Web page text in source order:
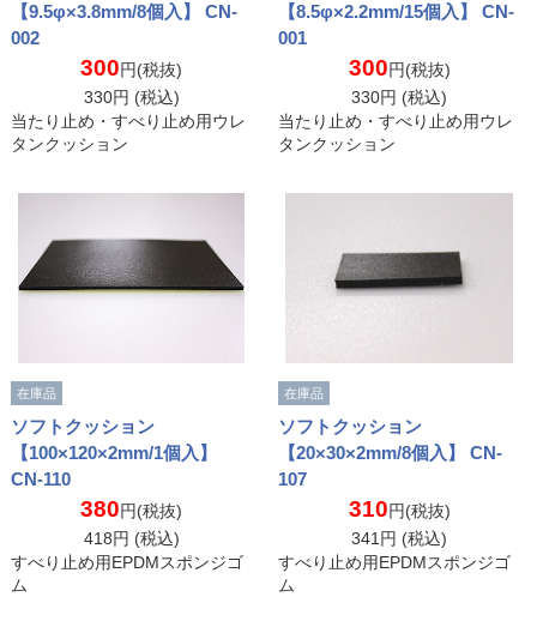
【9.5φ×3.8mm/8個入】 CN-
002
300円(税抜)
330円 (税込)
当たり止め・すべり止め用ウレ
タンクッション
【8.5φ×2.2mm/15個入】 CN-
001
300円(税抜)
330円 (税込)
当たり止め・すべり止め用ウレ
タンクッション
在庫品
ソフトクッション
【100×120×2mm/1個入】
CN-110
380円(税抜)
418円 (税込)
すべり止め用EPDMスポンジゴ
ム
在庫品
ソフトクッション
【20×30×2mm/8個入】 CN-
107
310円(税抜)
341円 (税込)
すべり止め用EPDMスポンジゴ
ム